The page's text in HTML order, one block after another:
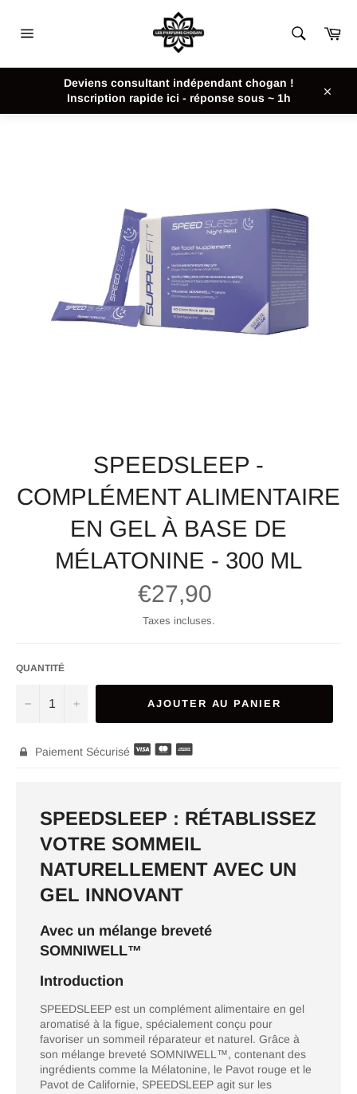
contenu
Deviens consultant indépendant chogan !
Inscription rapide ici - réponse sous ~ 1h
SPEEDSLEEP - COMPLÉMENT ALIMENTAIRE EN GEL
À BASE DE MÉLATONINE - 300 ML
SPEEDSLEEP -
COMPLÉMENT ALIMENTAIRE
EN GEL À BASE DE
MÉLATONINE - 300 ML
Prix
régulier
€27,90
Taxes incluses.
QUANTITÉ
− + AJOUTER AU PANIER
 Paiement Sécurisé
SPEEDSLEEP : RÉTABLISSEZ
VOTRE SOMMEIL
NATURELLEMENT AVEC UN
GEL INNOVANT
Avec un mélange breveté
SOMNIWELL™
Introduction
SPEEDSLEEP est un complément alimentaire en gel
aromatisé à la figue, spécialement conçu pour
favoriser un sommeil réparateur et naturel. Grâce à
son mélange breveté SOMNIWELL™, contenant des
ingrédients comme la Mélatonine, le Pavot rouge et le
Pavot de Californie, SPEEDSLEEP agit sur les